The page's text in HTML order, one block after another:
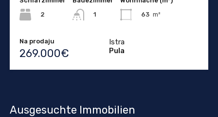
2
1
63 m²
Na prodaju
269.000€
Istra
Pula
Ausgesuchte Immobilien